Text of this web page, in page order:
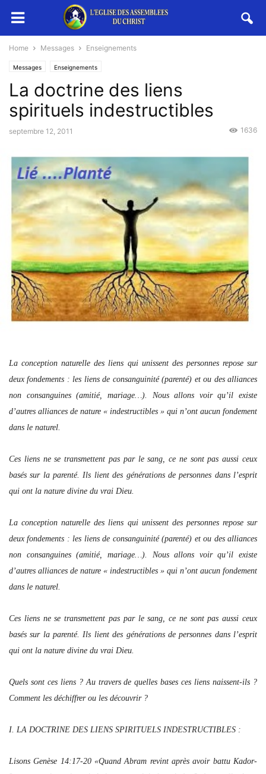
Home Messages Enseignements
Messages Enseignements
La doctrine des liens
spirituels indestructibles
septembre 12, 2011 1636
La conception naturelle des liens qui unissent des personnes repose sur
deux fondements : les liens de consanguinité (parenté) et ou des alliances
non consanguines (amitié, mariage…). Nous allons voir qu’il existe
d’autres alliances de nature « indestructibles » qui n’ont aucun fondement
dans le naturel.
Ces liens ne se transmettent pas par le sang, ce ne sont pas aussi ceux
basés sur la parenté. Ils lient des générations de personnes dans l’esprit
qui ont la nature divine du vrai Dieu.
La conception naturelle des liens qui unissent des personnes repose sur
deux fondements : les liens de consanguinité (parenté) et ou des alliances
non consanguines (amitié, mariage…). Nous allons voir qu’il existe
d’autres alliances de nature « indestructibles » qui n’ont aucun fondement
dans le naturel.
Ces liens ne se transmettent pas par le sang, ce ne sont pas aussi ceux
basés sur la parenté. Ils lient des générations de personnes dans l’esprit
qui ont la nature divine du vrai Dieu.
Quels sont ces liens ? Au travers de quelles bases ces liens naissent-ils ?
Comment les déchiffrer ou les découvrir ?
I. LA DOCTRINE DES LIENS SPIRITUELS INDESTRUCTIBLES :
Lisons Genèse 14:17-20 «Quand Abram revint après avoir battu Kador-